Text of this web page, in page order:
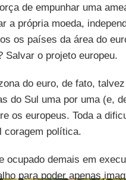
de empunhar uma
a própria moeda,
os países da área do
Salvar o projeto europeu.
do euro, de fato,
do Sul uma por uma (e,
os europeus. Toda a
coragem política.
ocupado demais em
para poder apenas